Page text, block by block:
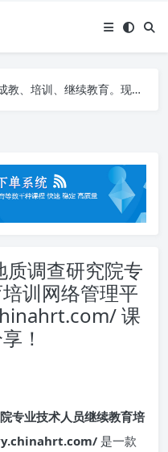
容生成论文
教育。现已接入代刷代考项目3000+
教育。现已接入代刷代考项目3000+
调查研究院专
训网络管理平
课
！
专业技术人员继续教育培
是一款